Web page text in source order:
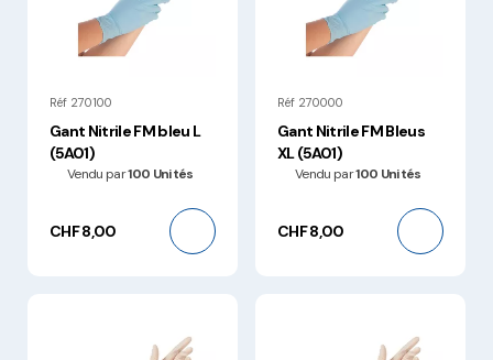
Réf 270100
Gant Nitrile FM bleu L
(5A01)
Vendu par100 Unités
CHF 8,00
Réf 270000
Gant Nitrile FM Bleus
XL (5A01)
Vendu par100 Unités
CHF 8,00